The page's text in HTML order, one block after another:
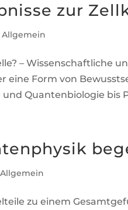
zur
Allgemein
– Wissenschaftliche
eine Form von
Quantenbiologie bis
Allgemein
zu einem